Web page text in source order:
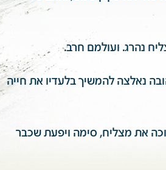
נהרג. ועולמם חרב.
נאלצה להמשיך בלעדיו את חייה
את מצליח, סימה ויפעת שכבר